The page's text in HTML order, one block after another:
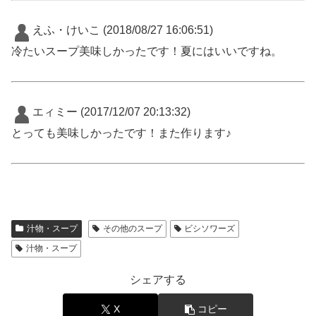
えふ・けいこ (2018/08/27 16:06:51)
冷たいスープ美味しかったです！夏にはいいですね。
エィミー (2017/12/07 20:13:32)
とっても美味しかったです！また作ります♪
汁物・スープ その他のスープ
ビシソワーズ
汁物・スープ
シェアする
X コピー